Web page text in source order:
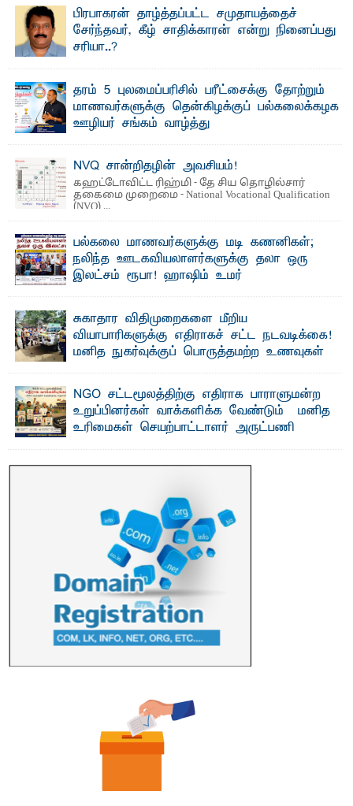
பிரபாகரன் தாழ்த்தப்பட்ட சமுதாயத்தைச்
சேர்ந்தவர், கீழ் சாதிக்காரன் என்று நினைப்பது
சரியா..?
தரம் 5 புலமைப்பரிசில் பரீட்சைக்கு தோற்றும்
மாணவர்களுக்கு தென்கிழக்குப் பல்கலைக்கழக
ஊழியர் சங்கம் வாழ்த்து
NVQ சான்றிதழின் அவசியம்!
கஹட்டோவிட்ட ரிஹ்மி - தே சிய தொழில்சார்
தகைமை முறைமை - National Vocational Qualification
(NVQ) ...
பல்கலை மாணவர்களுக்கு மடி கணனிகள்;
நலிந்த ஊடகவியலாளர்களுக்கு தலா ஒரு
இலட்சம் ரூபா! ஹாஷிம் உமர்
பௌண்டேசனின் 24ஆவது கட்ட மடிக்கணினி
வழங்கும் திட்டம்
ப ல்கலைக்கழக மாணவர்களின் உயர்கல்வி வாய்ப்புகளை
மேம்படுத்தும் நோக்கில் ஹாஷிம் உமர் பௌண்டேசனால் ...
சுகாதார விதிமுறைகளை மீறிய
வியாபாரிகளுக்கு எதிராகச் சட்ட நடவடிக்கை!
மனித நுகர்வுக்குப் பொருத்தமற்ற உணவுகள்
பாறுக் ஷிஹான்- க ல்முனை பொதுச் சந்தைப் பகுதியில்
சுகாதார விதிமுறைகளை மீறிச் செயற்பட்ட ...
NGO சட்டமூலத்திற்கு எதிராக பாராளுமன்ற
உறுப்பினர்கள் வாக்களிக்க வேண்டும் – மனித
உரிமைகள் செயற்பாட்டாளர் அருட்பணி